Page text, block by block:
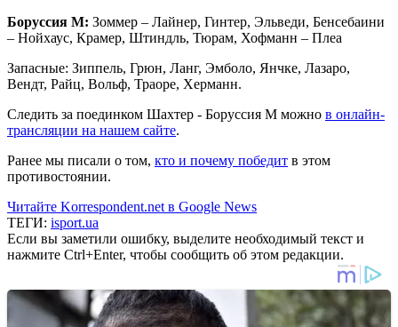
Боруссия М: Зоммер – Лайнер, Гинтер, Эльведи, Бенсебаини
– Нойхаус, Крамер, Штиндль, Тюрам, Хофманн – Плеа
Запасные: Зиппель, Грюн, Ланг, Эмболо, Янчке, Лазаро,
Вендт, Райц, Вольф, Траоре, Херманн.
Следить за поединком Шахтер - Боруссия М можно в онлайн-
трансляции на нашем сайте.
Ранее мы писали о том, кто и почему победит в этом
противостоянии.
Читайте Korrespondent.net в Google News
ТЕГИ: isport.ua
Если вы заметили ошибку, выделите необходимый текст и
нажмите Ctrl+Enter, чтобы сообщить об этом редакции.